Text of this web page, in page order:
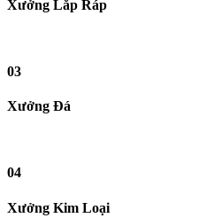
Xưởng Lắp Ráp
03
Xưởng Đá
04
Xưởng Kim Loại